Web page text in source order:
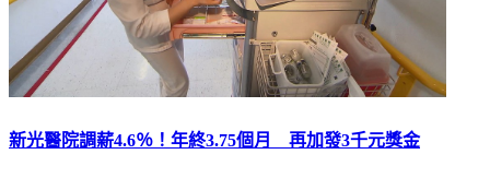
新光醫院調薪4.6％！年終3.75個月 再加發3千元獎金